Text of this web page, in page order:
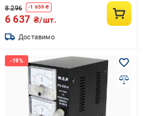
8 296 -1 659 ₴
6 637 ₴/шт.
Доставимо